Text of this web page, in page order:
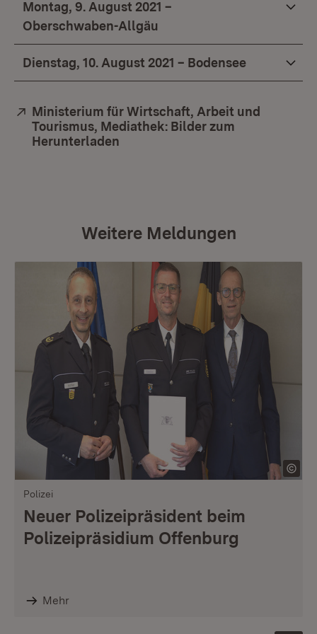
Montag, 9. August 2021 –
Oberschwaben-Allgäu
Dienstag, 10. August 2021 – Bodensee
Extern:
Ministerium für Wirtschaft, Arbeit und
Tourismus, Mediathek: Bilder zum
Herunterladen
Weitere Meldungen
Polizei
Neuer Polizeipräsident beim
Polizeipräsidium Offenburg
Mehr